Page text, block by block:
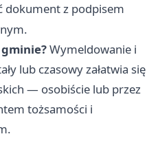
dokument z podpisem
Wymeldowanie i
lub czasowy załatwia się
— osobiście lub przez
tożsamości i